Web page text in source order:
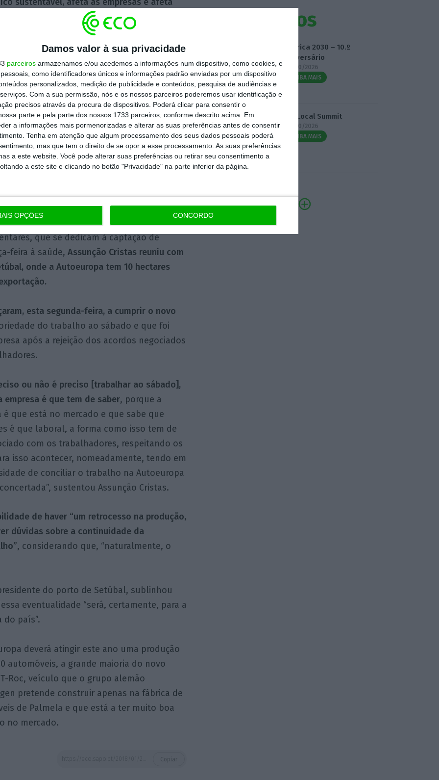
Damos valor à sua privacidade
parceiros armazenamos e/ou acedemos a informações num dispositivo, como cookies, e
como identificadores únicos e informações padrão enviadas por um dispositivo
personalizados, medição de publicidade e conteúdos, pesquisa de audiências e
Com a sua permissão, nós e os nossos parceiros poderemos usar identificação e
precisos através da procura de dispositivos. Poderá clicar para consentir o
parte e pela parte dos nossos 1733 parceiros, conforme descrito acima. Em
a informações mais pormenorizadas e alterar as suas preferências antes de consentir
Tenha em atenção que algum processamento dos seus dados pessoais poderá
mas que tem o direito de se opor a esse processamento. As suas preferências
a este website. Você pode alterar suas preferências ou retirar seu consentimento a
a este site e clicando no botão "Privacidade" na parte inferior da página.
OPÇÕES CONCORDO
sustentável, afeta as empresas e afeta
do Ministério Público fizeram na sexta-
buscas no Ministério das Finanças,
no sábado à Lusa fonte do gabinete do
Centeno, depois de uma notícia
pelo Correio da Manhã (CM).
“a realização de ações inspetivas”,
colocando “à disposição das autoridades
sem revelar o motivo das “ações
à concertação
que se dedicam à captação de
feira à saúde, Assunção Cristas reuniu com
onde a Autoeuropa tem 10 hectares
esta segunda-feira, a cumprir o novo
do trabalho ao sábado e que foi
após a rejeição dos acordos negociados
ou não é preciso [trabalhar ao sábado],
empresa é que tem de saber, porque a
é que está no mercado e que sabe que
é que laboral, a forma como isso tem de
com os trabalhadores, respeitando os
isso acontecer, nomeadamente, tendo em
de conciliar o trabalho na Autoeuropa
sustentou Assunção Cristas.
de haver “um retrocesso na produção,
dúvidas sobre a continuidade da
, considerando que, “naturalmente, o
do porto de Setúbal, sublinhou
eventualidade “será, certamente, para a
do país”.
deverá atingir este ano uma produção
automóveis, a grande maioria do novo
Roc, veículo que o grupo alemão
pretende construir apenas na fábrica de
de Palmela e que está a ter muito boa
no mercado.
Eventos
Fábrica 2030 – 10.º
Aniversário
14/10/2026
SAIBA MAIS
3.º Local Summit
07/10/2026
SAIBA MAIS